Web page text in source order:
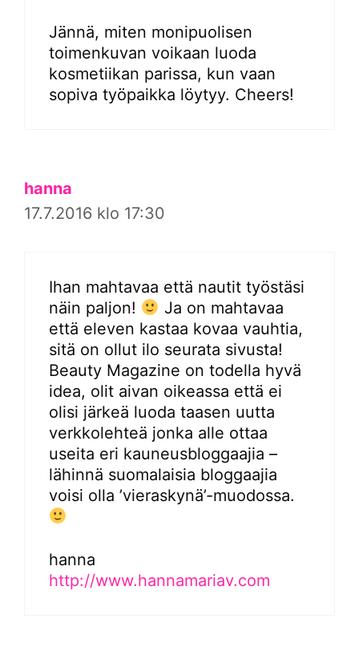
Jännä, miten monipuolisen
toimenkuvan voikaan luoda
kosmetiikan parissa, kun vaan
sopiva työpaikka löytyy. Cheers!
hanna
17.7.2016 klo 17:30
Ihan mahtavaa että nautit työstäsi
näin paljon!
Ja on mahtavaa
että eleven kastaa kovaa vauhtia,
sitä on ollut ilo seurata sivusta!
Beauty Magazine on todella hyvä
idea, olit aivan oikeassa että ei
olisi järkeä luoda taasen uutta
verkkolehteä jonka alle ottaa
useita eri kauneusbloggaajia –
lähinnä suomalaisia bloggaajia
voisi olla ’vieraskynä’-muodossa.
hanna
http://www.hannamariav.com